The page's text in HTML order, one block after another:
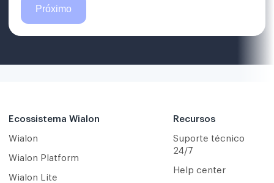
Ecossistema Wialon
Wialon
Wialon Platform
Wialon Lite
Recursos
Suporte técnico
24/7
Help center